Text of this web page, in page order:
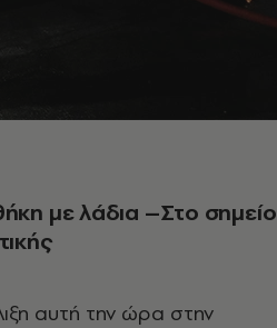
με λάδια –Στο σημείο
αυτή την ώρα στην